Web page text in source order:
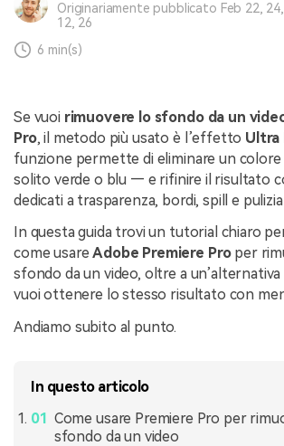
Originariamente pubblicato Feb 22,
12, 26
6 min(s)
Se vuoi rimuovere lo sfondo da un
Pro, il metodo più usato è l’effetto Ultra
funzione permette di eliminare un
solito verde o blu — e rifinire il risultato
dedicati a trasparenza, bordi, spill e
In questa guida trovi un tutorial chiaro
come usareAdobe Premiere Proper
sfondo da un video, oltre a
vuoi ottenere lo stesso risultato con
Andiamo subito al punto.
In questo articolo
Come usare Premiere Pro per
sfondo da un video